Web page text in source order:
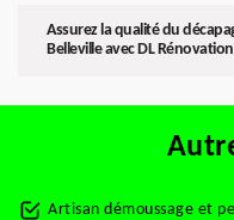
Assurez la qualité du
Belleville avec DL
Artisan démoussage et